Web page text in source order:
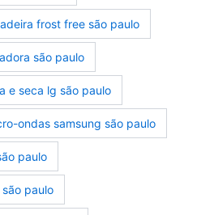
frost free são paulo
são paulo
e seca lg são paulo
ondas samsung são paulo
paulo
paulo